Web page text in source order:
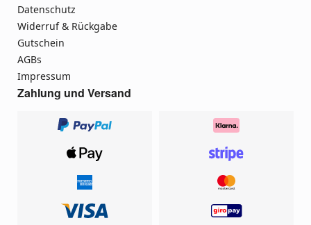
Datenschutz
Widerruf & Rückgabe
Gutschein
AGBs
Impressum
Zahlung und Versand